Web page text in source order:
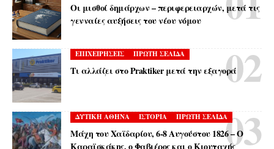
Οι μισθοί δημάρχων – περιφερειαρχών, μετά τις
γενναίες αυξήσεις του νέου νόμου
ΕΠΙΧΕΙΡΗΣΕΙΣ ΠΡΩΤΗ ΣΕΛΙΔΑ
Τι αλλάζει στο Praktiker μετά την εξαγορά
ΔΥΤΙΚΗ ΑΘΗΝΑ ΙΣΤΟΡΙΑ ΠΡΩΤΗ ΣΕΛΙΔΑ
Μάχη του Χαϊδαρίου, 6-8 Αυγούστου 1826 – Ο
Καραϊσκάκης, ο Φαβιέρος και ο Κιουταχής